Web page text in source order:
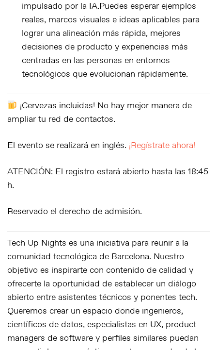
impulsado por la IA.Puedes esperar ejemplos
reales, marcos visuales e ideas aplicables para
lograr una alineación más rápida, mejores
decisiones de producto y experiencias más
centradas en las personas en entornos
tecnológicos que evolucionan rápidamente.
¡Cervezas incluidas! No hay mejor manera de
ampliar tu red de contactos.
El evento se realizará en inglés. ¡Regístrate ahora!
ATENCIÓN: El registro estará abierto hasta las 18:45
h.
Reservado el derecho de admisión.
Tech Up Nights es una iniciativa para reunir a la
comunidad tecnológica de Barcelona. Nuestro
objetivo es inspirarte con contenido de calidad y
ofrecerte la oportunidad de establecer un diálogo
abierto entre asistentes técnicos y ponentes tech.
Queremos crear un espacio donde ingenieros,
científicos de datos, especialistas en UX, product
managers de software y perfiles similares puedan